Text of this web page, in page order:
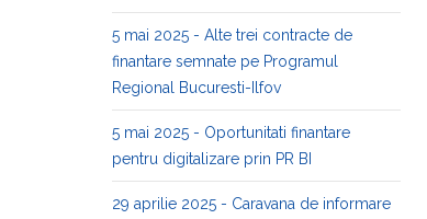
5 mai 2025 - Alte trei contracte de
finantare semnate pe Programul
Regional Bucuresti-Ilfov
5 mai 2025 - Oportunitati finantare
pentru digitalizare prin PR BI
29 aprilie 2025 - Caravana de informare